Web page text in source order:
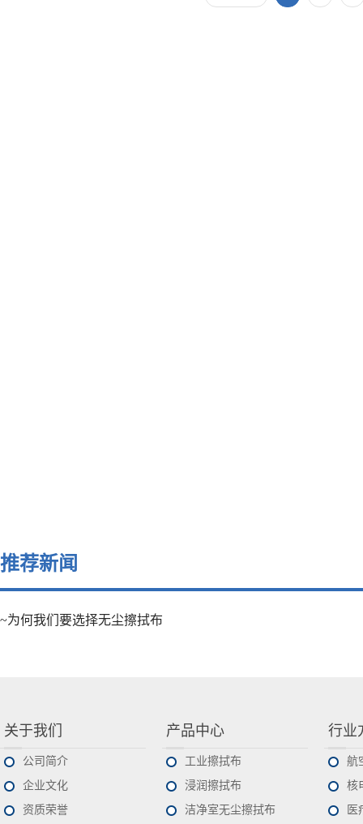
推荐新闻
~为何我们要选择无尘擦拭布
关于我们
公司简介
企业文化
资质荣誉
产品中心
工业擦拭布
浸润擦拭布
洁净室无尘擦拭布
行业
航
核
医